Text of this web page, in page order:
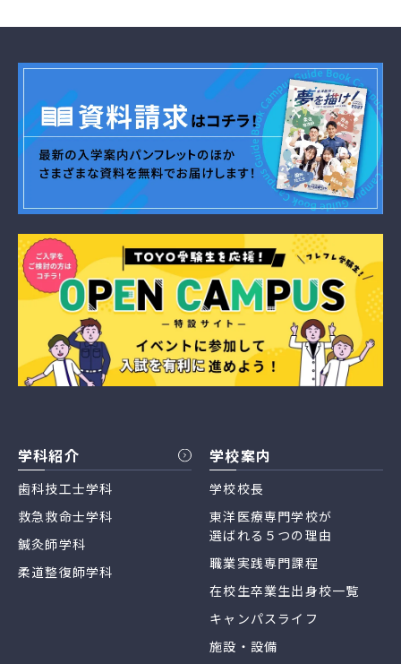
学科紹介
歯科技工士学科
救急救命士学科
鍼灸師学科
柔道整復師学科
学校案内
学校校長
東洋医療専門学校が
選ばれる５つの理由
職業実践専門課程
在校生卒業生出身校一覧
キャンパスライフ
施設・設備